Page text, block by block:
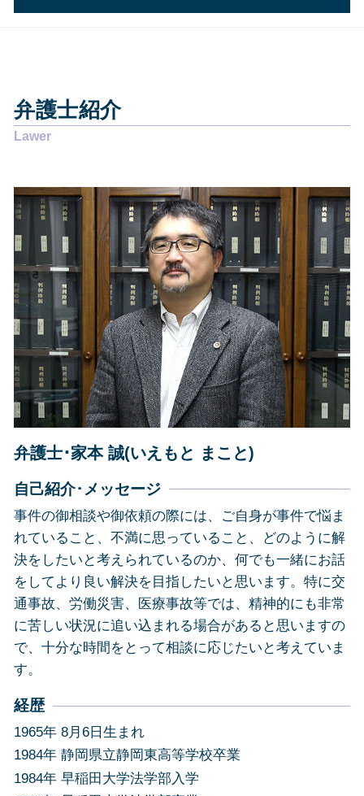
債務整理とは 個人
任意整理とは わかりやすく
個人再生 申立後 通帳
個人再生 流れ
過払い金 弁護士
自己破産後 借り入れ
悪徳商法 相談
離婚 協議書
労働問題 相談先
労働問題 いじめ
労働問題 解決策
離婚調停 弁護士
離婚 裁判
離婚 強い 弁護士
賃貸借契約 貸主からの解約
労働問題 相談
賃貸借契約 借主からの解約
その他の法律問題 藤枝市
債務整理 島田市
企業法務 静岡市
相続 焼津市
債務整理 静岡市
その他の法律問題 焼津市
相続 静岡市
債務整理 静岡県
相続 島田市
企業法務 島田市
その他の法律問題 島田市
交通事故 静岡市
相続 静岡県
交通事故 静岡県
その他の法律問題 静岡市
弁護士紹介
弁護士･家本 誠(いえもと まこと)
自己紹介･メッセージ
事件の御相談や御依頼の際には、ご自身が事件で悩ま
れていること、不満に思っていること、どのように解
決をしたいと考えられているのか、何でも一緒にお話
をしてより良い解決を目指したいと思います。特に交
通事故、労働災害、医療事故等では、精神的にも非常
に苦しい状況に追い込まれる場合があると思いますの
で、十分な時間をとって相談に応じたいと考えていま
す。
経歴
1965年 8月6日生まれ
1984年 静岡県立静岡東高等学校卒業
1984年 早稲田大学法学部入学